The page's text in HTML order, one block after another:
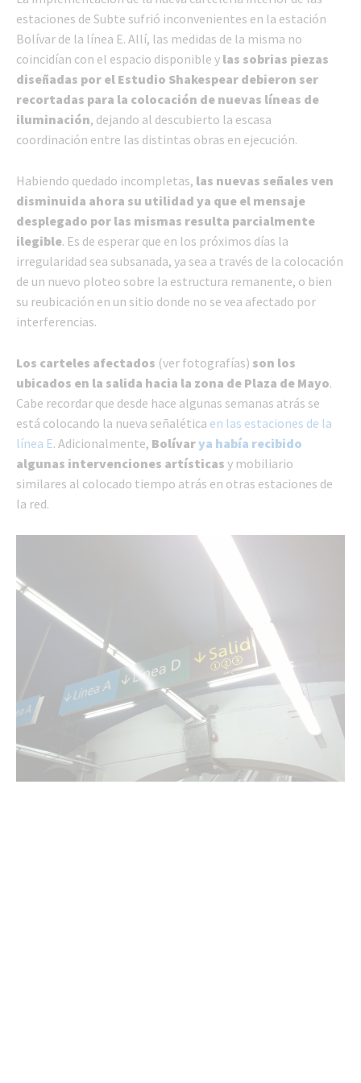
estaciones de Subte sufrió inconvenientes en la estación
Bolívar de la línea E. Allí, las medidas de la misma no
coincidían con el espacio disponible y las sobrias piezas
diseñadas por el Estudio Shakespear debieron ser
recortadas para la colocación de nuevas líneas de
iluminación, dejando al descubierto la escasa
coordinación entre las distintas obras en ejecución.
Habiendo quedado incompletas, las nuevas señales ven
disminuida ahora su utilidad ya que el mensaje
desplegado por las mismas resulta parcialmente
ilegible. Es de esperar que en los próximos días la
irregularidad sea subsanada, ya sea a través de la colocación
de un nuevo ploteo sobre la estructura remanente, o bien
su reubicación en un sitio donde no se vea afectado por
interferencias.
Los carteles afectados (ver fotografías) son los
ubicados en la salida hacia la zona de Plaza de Mayo.
Cabe recordar que desde hace algunas semanas atrás se
está colocando la nueva señalética en las estaciones de la
línea E. Adicionalmente, Bolívarya había recibido
algunas intervenciones artísticas y mobiliario
similares al colocado tiempo atrás en otras estaciones de
la red.